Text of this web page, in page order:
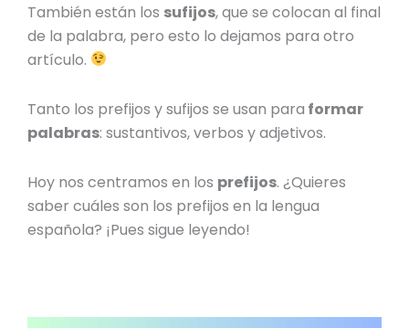
También están los sufijos, que se colocan al final
de la palabra, pero esto lo dejamos para otro
artículo.
Tanto los prefijos y sufijos se usan para formar
palabras: sustantivos, verbos y adjetivos.
Hoy nos centramos en los prefijos. ¿Quieres
sabercuáles son los prefijos en la lengua
española? ¡Pues sigue leyendo!